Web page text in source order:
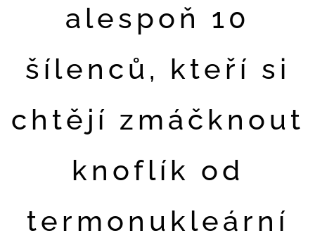
alespoň 10
šílenců, kteří si
chtějí zmáčknout
knoflík od
termonukleární